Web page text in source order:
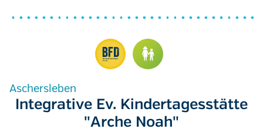
Aschersleben
Integrative Ev. Kindertagesstätte
"Arche Noah"